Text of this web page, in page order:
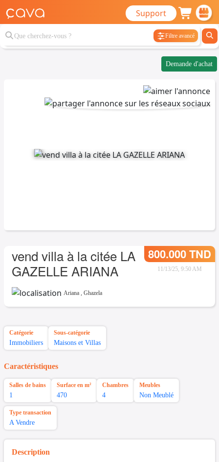
Support
Filtre avancé
Demande d'achat
vend villa à la citée LA
GAZELLE ARIANA
800.000 TND
11/13/25, 9:50 AM
Ariana , Ghazela
Catégorie
Immobiliers
Sous-catégorie
Maisons et Villas
Caractéristiques
Salles de bains
1
Surface en m²
470
Chambres
4
Meubles
Non Meublé
Type transaction
A Vendre
Description